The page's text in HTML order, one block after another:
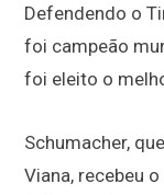
Defendendo o
foi campeão
foi eleito o
Schumacher,
Viana, recebeu